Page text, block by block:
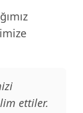
ettiler.